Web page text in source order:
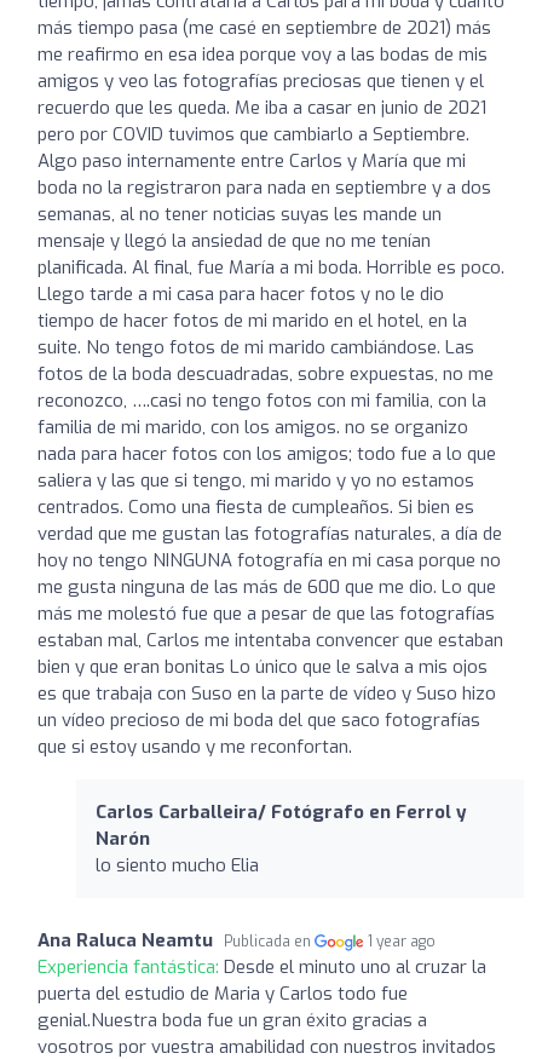
más tiempo pasa (me casé en septiembre de 2021) más
me reafirmo en esa idea porque voy a las bodas de mis
amigos y veo las fotografías preciosas que tienen y el
recuerdo que les queda. Me iba a casar en junio de 2021
pero por COVID tuvimos que cambiarlo a Septiembre.
Algo paso internamente entre Carlos y María que mi
boda no la registraron para nada en septiembre y a dos
semanas, al no tener noticias suyas les mande un
mensaje y llegó la ansiedad de que no me tenían
planificada. Al final, fue María a mi boda. Horrible es poco.
Llego tarde a mi casa para hacer fotos y no le dio
tiempo de hacer fotos de mi marido en el hotel, en la
suite. No tengo fotos de mi marido cambiándose. Las
fotos de la boda descuadradas, sobre expuestas, no me
reconozco, ….casi no tengo fotos con mi familia, con la
familia de mi marido, con los amigos. no se organizo
nada para hacer fotos con los amigos; todo fue a lo que
saliera y las que si tengo, mi marido y yo no estamos
centrados. Como una fiesta de cumpleaños. Si bien es
verdad que me gustan las fotografías naturales, a día de
hoy no tengo NINGUNA fotografía en mi casa porque no
me gusta ninguna de las más de 600 que me dio. Lo que
más me molestó fue que a pesar de que las fotografías
estaban mal, Carlos me intentaba convencer que estaban
bien y que eran bonitas Lo único que le salva a mis ojos
es que trabaja con Suso en la parte de vídeo y Suso hizo
un vídeo precioso de mi boda del que saco fotografías
que si estoy usando y me reconfortan.
Carlos Carballeira/ Fotógrafo en Ferrol y
Narón
lo siento mucho Elia
Ana Raluca Neamtu Publicada en 1 year ago
Experiencia fantástica: Desde el minuto uno al cruzar la
puerta del estudio de Maria y Carlos todo fue
genial.Nuestra boda fue un gran éxito gracias a
vosotros por vuestra amabilidad con nuestros invitados